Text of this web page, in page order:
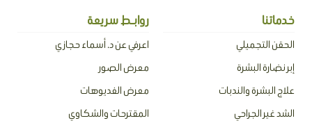
a
a
tخدماتنا
الحقن التجميلي
إبر نضارة البشرة
علاج البشرة والندبات
الشد غير الجراحي
روابـط سريعة
اعرفي عن د. أسماء حجازي
معرض الصور
معرض الفديوهات
المقترحات والشكاوي